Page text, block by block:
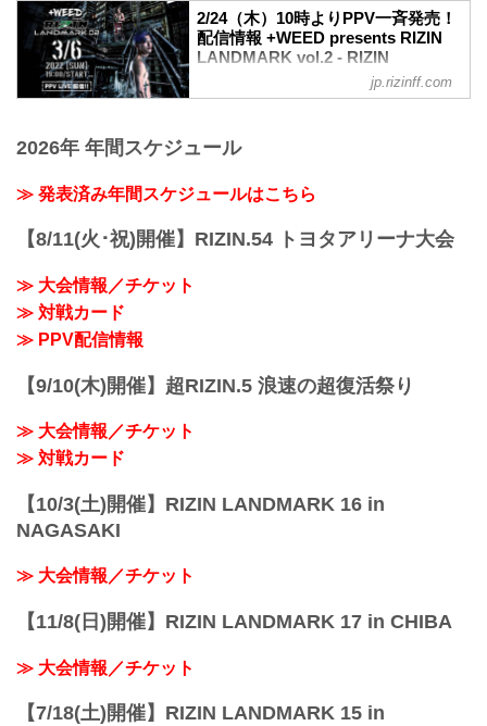
+WEED presents RIZIN LANDMARK
vol.2 | 大会オープニング映像 (冒頭2分)
youtu.be
日時
始
※非公開
項目 実施の有無 補足
2/24（木）10時よりPPV一斉発売！
配信情報 +WEED presents RIZIN
LANDMARK vol.2 - RIZIN
FIGHTING FEDERATION オフィシ
ャルサイト
presents RIZIN LANDMARK vol.2の各社
（木）10時より一斉発売されるぞ！
今回より新たな配信サービスでのPPV販
売が決定！お好きな配信サービスで
+WEED presents RIZIN LANDMARK
名・その他
3/6(日)
jp.rizinff.com
2026年 年間スケジュール
≫ 発表済み年間スケジュールはこちら
【8/11(火･祝)開催】RIZIN.54 トヨタアリーナ大会
≫ 大会情報／チケット
≫ 対戦カード
≫ PPV配信情報
【9/10(木)開催】超RIZIN.5 浪速の超復活祭り
≫ 大会情報／チケット
≫ 対戦カード
【10/3(土)開催】RIZIN LANDMARK 16 in
NAGASAKI
≫ 大会情報／チケット
【11/8(日)開催】RIZIN LANDMARK 17 in CHIBA
≫ 大会情報／チケット
【7/18(土)開催】RIZIN LANDMARK 15 in